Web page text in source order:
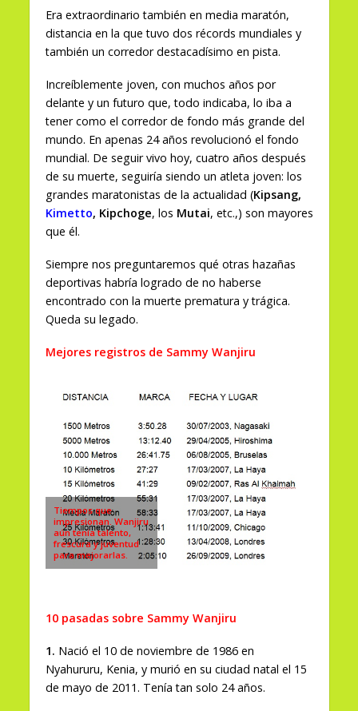
Era extraordinario también en media maratón,
distancia en la que tuvo dos récords mundiales y
también un corredor destacadísimo en pista.
Increíblemente joven, con muchos años por
delante y un futuro que, todo indicaba, lo iba a
tener como el corredor de fondo más grande del
mundo. En apenas 24 años revolucionó el fondo
mundial. De seguir vivo hoy, cuatro años después
de su muerte, seguiría siendo un atleta joven: los
grandes maratonistas de la actualidad (Kipsang,
Kimetto, Kipchoge, los Mutai, etc.,) son mayores
que él.
Siempre nos preguntaremos qué otras hazañas
deportivas habría logrado de no haberse
encontrado con la muerte prematura y trágica.
Queda su legado.
Mejores registros de Sammy Wanjiru
Tiempos que
impresionan. Wanjiru
aún tenía talento,
frescura y juventud
para mejorarlas.
10 pasadas sobre Sammy Wanjiru
1. Nació el 10 de noviembre de 1986 en
Nyahururu, Kenia, y murió en su ciudad natal el 15
de mayo de 2011. Tenía tan solo 24 años.